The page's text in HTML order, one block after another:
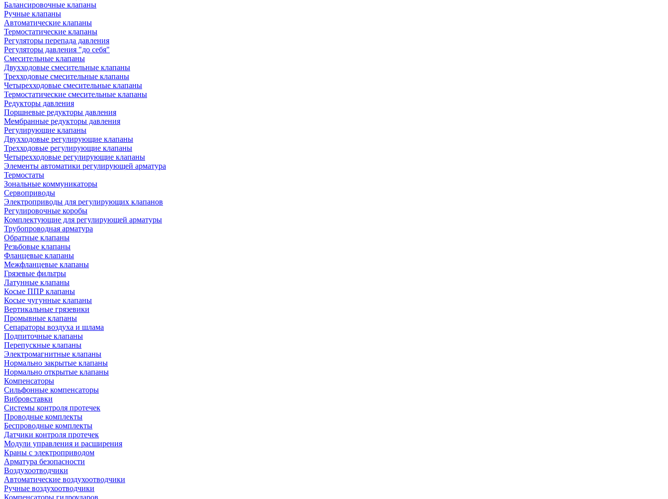
Балансировочные клапаны
Ручные клапаны
Автоматические клапаны
Термостатические клапаны
Регуляторы перепада давления
Регуляторы давления "до себя"
Смесительные клапаны
Двухходовые смесительные клапаны
Трехходовые смесительные клапаны
Четырехходовые смесительные клапаны
Термостатические смесительные клапаны
Редукторы давления
Поршневые редукторы давления
Мембранные редукторы давления
Регулирующие клапаны
Двухходовые регулирующие клапаны
Трехходовые регулирующие клапаны
Четырехходовые регулирующие клапаны
Элементы автоматики регулирующей арматура
Термостаты
Зональные коммуникаторы
Сервоприводы
Электроприводы для регулирующих клапанов
Регулировочные коробы
Комплектующие для регулирующей арматуры
Трубопроводная арматура
Обратные клапаны
Резьбовые клапаны
Фланцевые клапаны
Межфланцевые клапаны
Грязевые фильтры
Латунные клапаны
Косые ППР клапаны
Косые чугунные клапаны
Вертикальные грязевики
Промывные клапаны
Сепараторы воздуха и шлама
Подпиточные клапаны
Перепускные клапаны
Электромагнитные клапаны
Нормально закрытые клапаны
Нормально открытые клапаны
Компенсаторы
Сильфонные компенсаторы
Вибровставки
Системы контроля протечек
Проводные комплекты
Беспроводные комплекты
Датчики контроля протечек
Модули управления и расширения
Краны с электроприводом
Арматура безопасности
Воздухоотводчики
Автоматические воздухоотводчики
Ручные воздухоотводчики
Компенсаторы гидроударов